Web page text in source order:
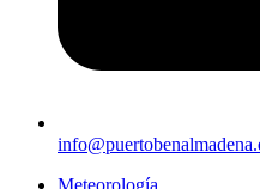
Meteorología